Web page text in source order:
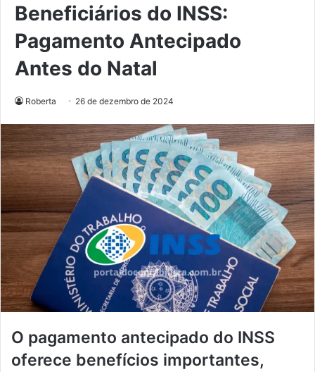
Beneficiários do INSS:
Pagamento Antecipado
Antes do Natal
Roberta 26 de dezembro de 2024
O pagamento antecipado do INSS
oferece benefícios importantes,